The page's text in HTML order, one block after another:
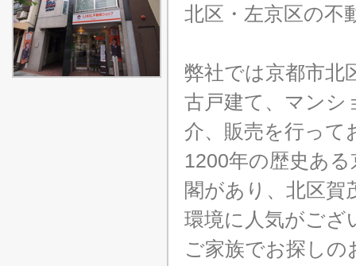
北区・左京区の不
弊社では京都市北
古戸建て、マンシ
介、販売を行って
1200年の歴史あ
閣があり、北区賀
環境に人気がござ
ご家族でお探しの